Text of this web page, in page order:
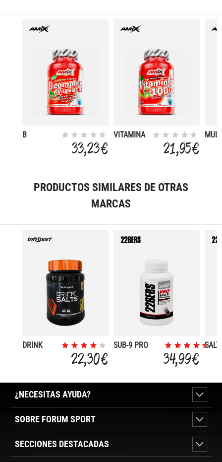
B
33,23 €
VITAMINA
21,95 €
PRODUCTOS SIMILARES DE OTRAS
MARCAS
DRINK
22,30 €
SUB-9 PRO
34,99 €
¿NECESITAS AYUDA?
SOBRE FORUM SPORT
SECCIONES DESTACADAS